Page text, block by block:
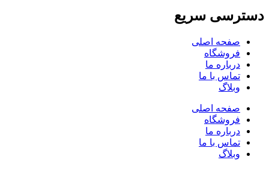
دسترسی سریع
صفحه اصلی
فروشگاه
درباره ما
تماس با ما
وبلاگ
صفحه اصلی
فروشگاه
درباره ما
تماس با ما
وبلاگ